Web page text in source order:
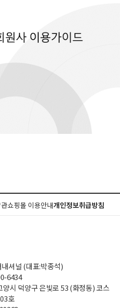
쇼핑몰 이용안내개인정보취급방침
셔널 (대표:박종석)
6434
양시 덕양구 은빛로 53 (화정동) 코스
호